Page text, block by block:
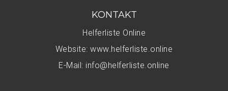
KONTAKT
Helferliste Online
Website: www.helferliste.online
E-Mail: info@helferliste.online